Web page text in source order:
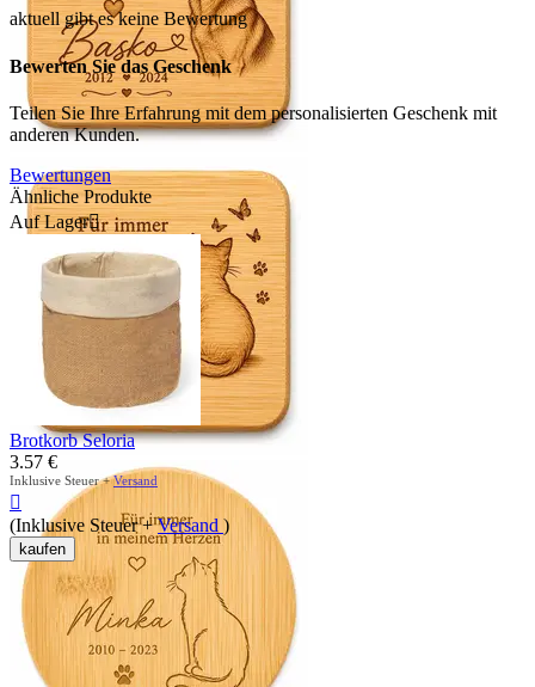
aktuell gibt es keine Bewertung
Bewerten Sie das Geschenk
Teilen Sie Ihre Erfahrung mit dem personalisierten Geschenk mit
anderen Kunden.
Bewertungen
Ähnliche Produkte
Auf Lager
Brotkorb Seloria
3.57 €
Inklusive Steuer +Versand

(Inklusive Steuer +Versand )
kaufen